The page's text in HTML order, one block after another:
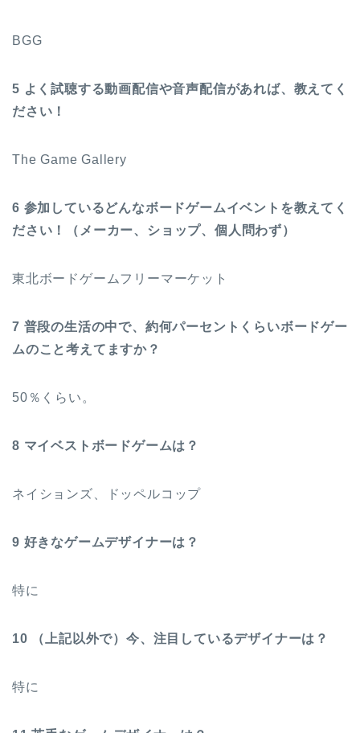
BGG
5 よく試聴する動画配信や音声配信があれば、教えてく
ださい！
The Game Gallery
6 参加しているどんなボードゲームイベントを教えてく
ださい！（メーカー、ショップ、個人問わず）
東北ボードゲームフリーマーケット
7 普段の生活の中で、約何パーセントくらいボードゲー
ムのこと考えてますか？
50％くらい。
8 マイベストボードゲームは？
ネイションズ、ドッペルコップ
9 好きなゲームデザイナーは？
特に
10 （上記以外で）今、注目しているデザイナーは？
特に